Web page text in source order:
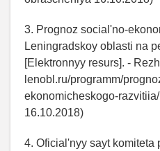
3. Prognoz social'no-
Leningradskoy oblasti na
[Elektronnyy resurs]. -
lenobl.ru/programm/
ekonomicheskogo-
16.10.2018)
4. Oficial'nyy sayt komiteta